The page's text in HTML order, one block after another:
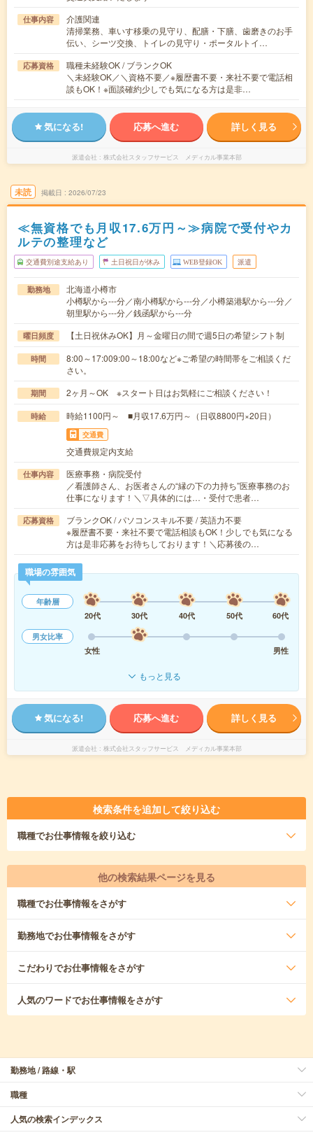
仕事内容
介護関連
清掃業務、車いす移乗の見守り、配膳・下膳、歯磨きのお手
伝い、シーツ交換、トイレの見守り・ポータルトイ…
応募資格
職種未経験OK / ブランクOK
＼未経験OK／＼資格不要／※履歴書不要・来社不要で電話相
談もOK！※面談確約少しでも気になる方は是非…
気になる! 応募へ進む 詳しく見る
派遣会社 株式会社スタッフサービス メディカル事業本部
未読 掲載日 2026/07/23
≪無資格でも月収17.6万円～≫病院で受付やカ
ルテの整理など
交通費別途支給あり 土日祝日が休み WEB登録OK 派遣
勤務地
北海道小樽市
小樽駅から---分／南小樽駅から---分／小樽築港駅から---分／
朝里駅から---分／銭函駅から---分
曜日頻度 【土日祝休みOK】月～金曜日の間で週5日の希望シフト制
時間
8:00～17:009:00～18:00など※ご希望の時間帯をご相談くだ
さい。
期間 2ヶ月～OK ※スタート日はお気軽にご相談ください！
時給 時給1100円～ ■月収17.6万円～（日収8800円×20日）
交通費
交通費規定内支給
仕事内容
医療事務・病院受付
／看護師さん、お医者さんの“縁の下の力持ち”医療事務のお
仕事になります！＼▽具体的には…・受付で患者…
応募資格
ブランクOK / パソコンスキル不要 / 英語力不要
※履歴書不要・来社不要で電話相談もOK！少しでも気になる
方は是非応募をお待ちしております！＼応募後の…
職場の雰囲気
年齢層
20代
30代 40代 50代
60代
男女比率
女性
男性
もっと見る
気になる! 応募へ進む 詳しく見る
派遣会社 株式会社スタッフサービス メディカル事業本部
検索条件を追加して絞り込む
職種でお仕事情報を絞り込む
他の検索結果ページを見る
職種でお仕事情報をさがす
勤務地でお仕事情報をさがす
こだわりでお仕事情報をさがす
人気のワードでお仕事情報をさがす
勤務地 / 路線・駅
職種
人気の検索インデックス